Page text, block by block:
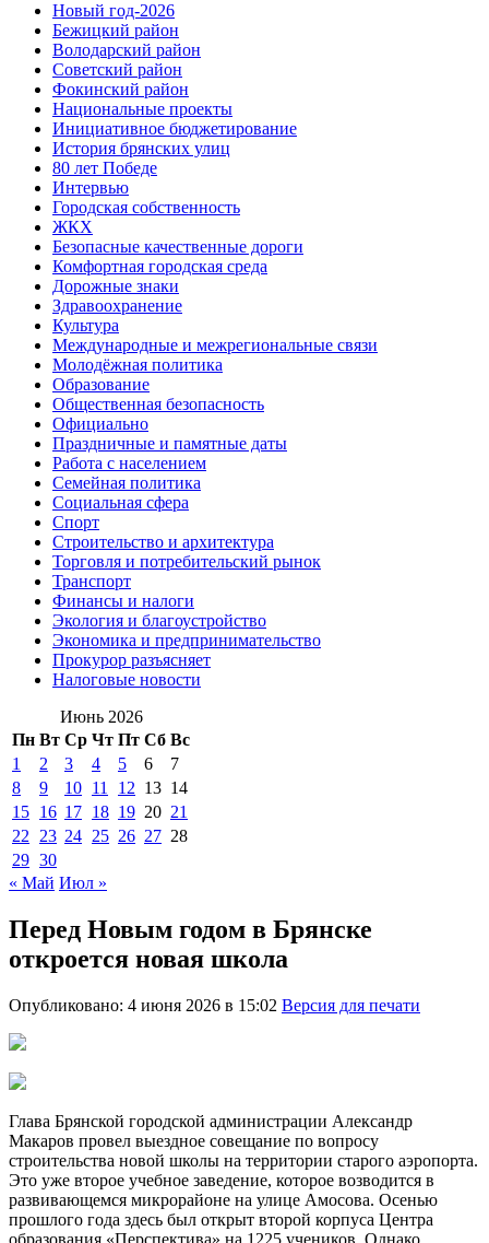
Новый год-2026
Бежицкий район
Володарский район
Советский район
Фокинский район
Национальные проекты
Инициативное бюджетирование
История брянских улиц
80 лет Победе
Интервью
Городская собственность
ЖКХ
Безопасные качественные дороги
Комфортная городская среда
Дорожные знаки
Здравоохранение
Культура
Международные и межрегиональные связи
Молодёжная политика
Образование
Общественная безопасность
Официально
Праздничные и памятные даты
Работа с населением
Семейная политика
Социальная сфера
Спорт
Строительство и архитектура
Торговля и потребительский рынок
Транспорт
Финансы и налоги
Экология и благоустройство
Экономика и предпринимательство
Прокурор разъясняет
Налоговые новости
Июнь 2026
Пн Вт Ср Чт Пт Сб Вс
1
2 3 4 5 6
7
8
9 10 11 12 13 14
15 16 17 18 19 20 21
22
23 24 25 26 27 28
29 30
« Май Июл »
Перед Новым годом в Брянске
откроется новая школа
Опубликовано: 4 июня 2026 в 15:02 Версия для печати
Глава Брянской городской администрации Александр
Макаров провел выездное совещание по вопросу
строительства новой школы на территории старого аэропорта.
Это уже второе учебное заведение, которое возводится в
развивающемся микрорайоне на улице Амосова. Осенью
прошлого года здесь был открыт второй корпуса Центра
образования «Перспектива» на 1225 учеников. Однако